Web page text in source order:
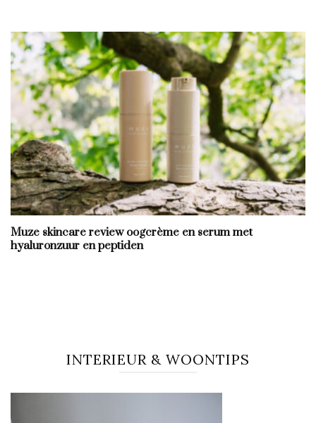
Muze skincare review oogcrème en serum met
hyaluronzuur en peptiden
INTERIEUR & WOONTIPS